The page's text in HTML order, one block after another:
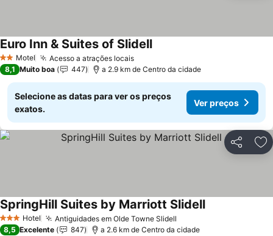
2 Estrelas
Motel Acesso a atrações locaisVer preços
Euro Inn & Suites of SlidellVer preços
8,1 Muito boa 447 a 2.9 km de Centro da cidade
Selecione as datas para ver os preços
exatos.
Ver preços
Partilhar
3 EstrelasHotel Antiguidades em Olde Towne Slidell
SpringHill Suites by Marriott SlidellVer preços
8,5 Excelente 847 a 2.6 km de Centro da cidade